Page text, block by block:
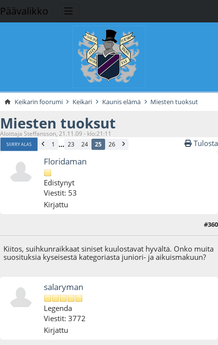
Päävalikko
Keikarin foorumi Keikari Kaunis elämä Miesten tuoksut
Miesten tuoksut
Aloittaja Steffansson, 21.11.09 - klo:21:11
SIIRRY ALAS 1 ... 23 24 25 26 Tulosta
Floridaman
Edistynyt
Viestit: 53
Kirjattu
#360
Kiitos, suihkunraikkaat siniset kuulostavat hyvältä. Onko muita
suosituksia kyseisestä kategoriasta juniori- ja aikuismakuun?
salaryman
Legenda
Viestit: 3772
Kirjattu